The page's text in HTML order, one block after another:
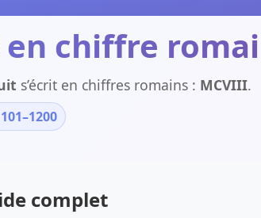
en chiffre
s’écrit en chiffres romains : MCVIII.
complet